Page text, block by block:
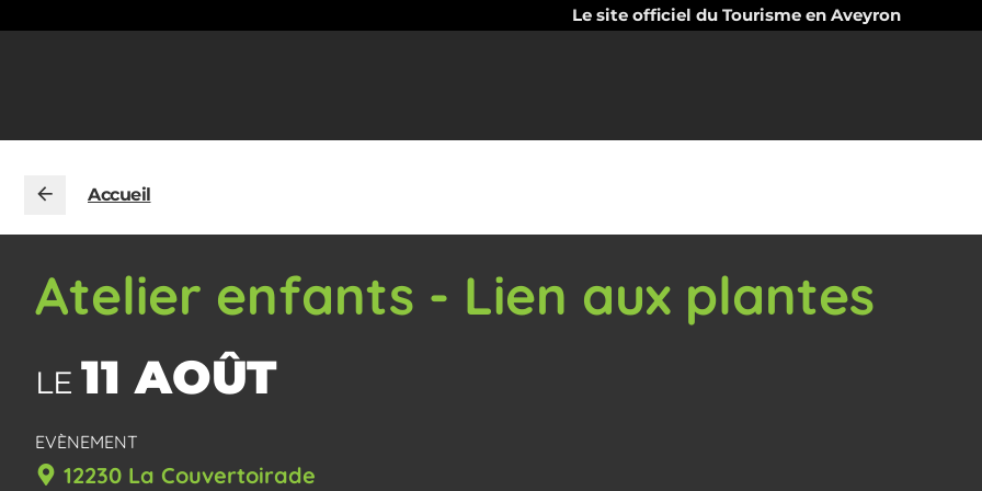
Le site officiel du Tourisme en Aveyron
Accueil
Atelier enfants - Lien aux plantes
LE 11 AOÛT
EVÈNEMENT
12230 La Couvertoirade